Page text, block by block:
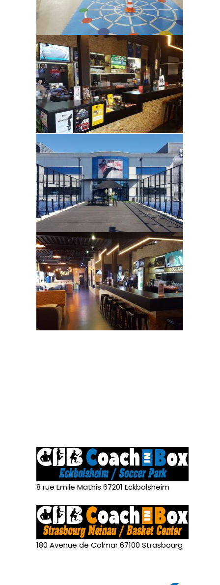
8 rue Emile Mathis 67201 Eckbolsheim
180 Avenue de Colmar 67100 Strasbourg